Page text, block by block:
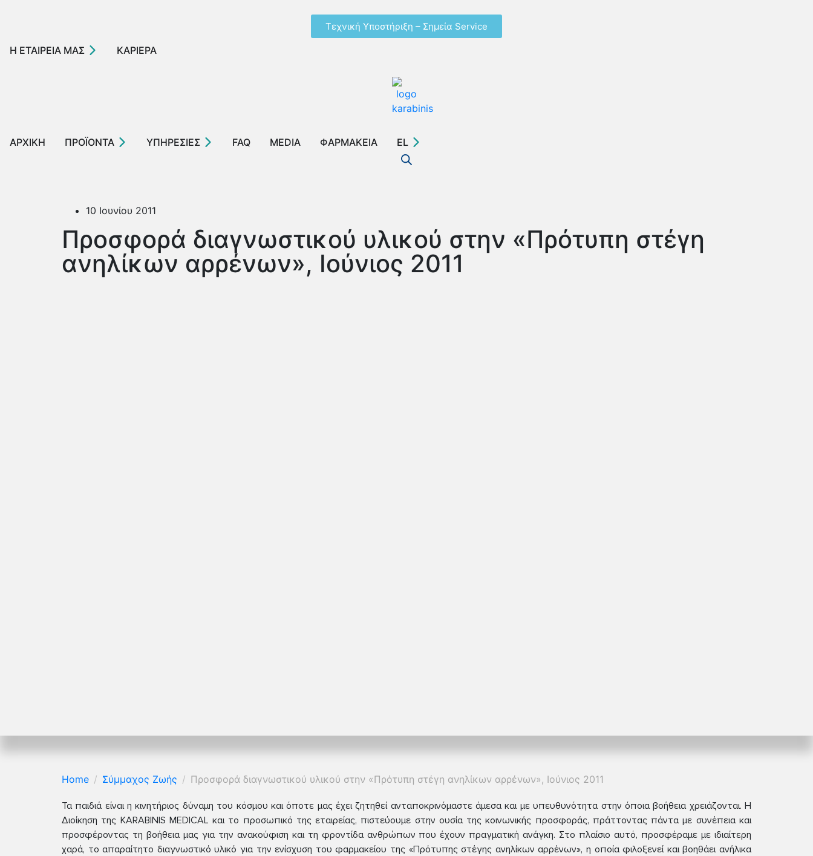
Τεχνική Υποστήριξη – Σημεία Service
Η ΕΤΑΙΡΕΙΑ ΜΑΣ ΚΑΡΙΕΡΑ
ΑΡΧΙΚΗ ΠΡΟΪΟΝΤΑ ΥΠΗΡΕΣΙΕΣ FAQ MEDIA ΦΑΡΜΑΚΕΙΑ EL
10 Ιουνίου 2011
Προσφορά διαγνωστικού υλικού στην «Πρότυπη στέγη
ανηλίκων αρρένων», Ιούνιος 2011
Home Σύμμαχος Ζωής Προσφορά διαγνωστικού υλικού στην «Πρότυπη στέγη ανηλίκων αρρένων», Ιούνιος 2011
Τα παιδιά είναι η κινητήριος δύναμη του κόσμου και όποτε μας έχει ζητηθεί ανταποκρινόμαστε άμεσα και με υπευθυνότητα στην όποια βοήθεια χρειάζονται. Η
Διοίκηση της KARABINIS MEDICAL και το προσωπικό της εταιρείας, πιστεύουμε στην ουσία της κοινωνικής προσφοράς, πράττοντας πάντα με συνέπεια και
προσφέροντας τη βοήθεια μας για την ανακούφιση και τη φροντίδα ανθρώπων που έχουν πραγματική ανάγκη. Στο πλαίσιο αυτό, προσφέραμε με ιδιαίτερη
χαρά, το απαραίτητο διαγνωστικό υλικό για την ενίσχυση του φαρμακείου της «Πρότυπης στέγης ανηλίκων αρρένων», η οποία φιλοξενεί και βοηθάει ανήλικα